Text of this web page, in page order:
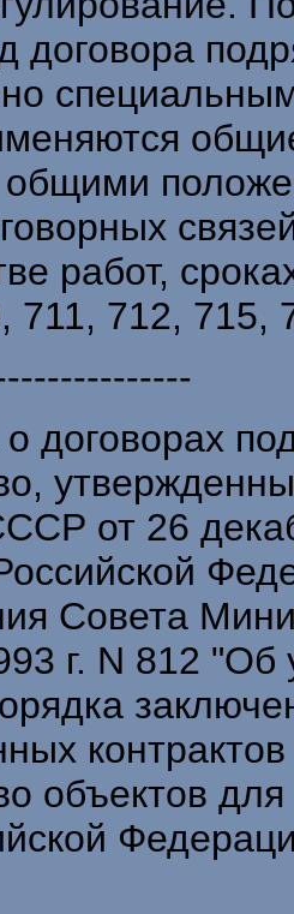
договора
общими
работ,
711, 712, 715,
договорах
от 26
Совета
г. N 812
объектов